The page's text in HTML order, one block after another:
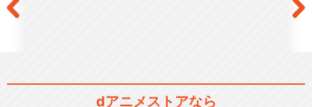
dアニメストアなら